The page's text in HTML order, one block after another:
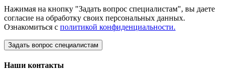
Нажимая на кнопку "Задать вопрос специалистам", вы даете
согласие на обработку своих персональных данных.
Ознакомиться с политикой конфиденциальности.
Наши контакты